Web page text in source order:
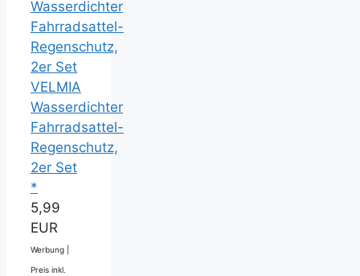
VELMIA
Wasserdichter
Fahrradsattel-
Regenschutz,
2er Set
*
5,99
EUR
Werbung |
Preis inkl.